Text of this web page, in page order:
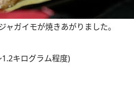
ャガイモが焼きあがりました。
キログラム程度)